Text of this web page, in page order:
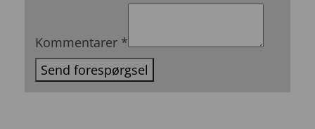
*Destination
Kommentarer *
Send forespørgsel